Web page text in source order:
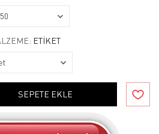
ETIKET
SEPETE EKLE